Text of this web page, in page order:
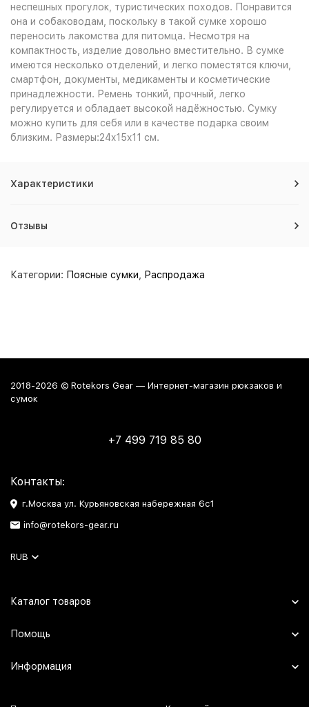
неспешных прогулок, туристических походов. Понравится
она и собаководам, поскольку в такой сумке хорошо
переносить лакомства для питомца. Несмотря на
компактность, изделие довольно вместительно. В сумке
имеются несколько отделений, и легко поместятся ключи,
смартфон, документы, медикаменты и косметические
принадлежности. Ремень тонкий, прочный, легко
регулируется и обладает высокой надёжностью. Сумку
можно купить для себя или в качестве подарка своим
близким. Размеры:24x15x11 см.
Характеристики
Отзывы
Категории: Поясные сумки Распродажа
2018-2026 © Rotekors Gear — Интернет-магазин рюкзаков и
сумок
+7 499 719 85 80
Контакты:
г.Москва ул. Курьяновская набережная 6с1
info@rotekors-gear.ru
RUB
Каталог товаров
Помощь
Информация
Политика персональных данных Карта сайта